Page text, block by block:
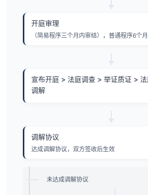
开庭审理
（简易程序三个月内审结），普通程序6个
宣布开庭 > 法庭调查 > 举证质证 >
调解
调解协议
达成调解协议，双方签收后生效
未达成调解协议